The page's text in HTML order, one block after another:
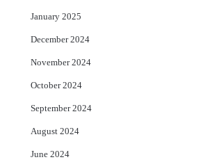
January 2025
December 2024
November 2024
October 2024
September 2024
August 2024
June 2024